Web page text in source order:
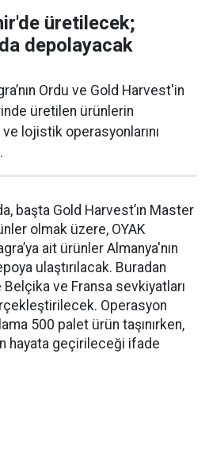
üretilecek;
depolayacak
Ordu ve Gold Harvest'in
üretilen ürünlerin
lojistik operasyonlarını
başta Gold Harvest’ın Master
olmak üzere, OYAK
ait ürünler Almanya'nın
ulaştırılacak. Buradan
Belçika ve Fransa sevkiyatları
Operasyon
500 palet ürün taşınırken,
hayata geçirileceği ifade